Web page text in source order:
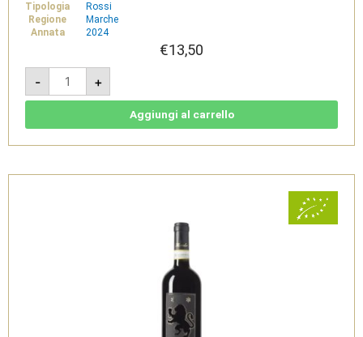
Tipologia
Rossi
Regione
Marche
Annata
2024
€13,50
-
Zero
2024
-
Rosso
Cantine
+
Aggiungi al carrello